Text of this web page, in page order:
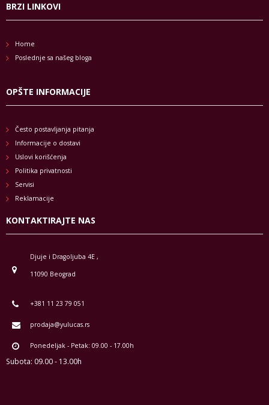
BRZI LINKOVI
Home
Poslednje sa našeg bloga
OPŠTE INFORMACIJE
Često postavljanja pitanja
Informacije o dostavi
Uslovi korišćenja
Politika privatnosti
Servisi
Reklamacije
KONTAKTIRAJTE NAS
Djuje i Dragoljuba 4E ,
11090 Beograd
+381 11 23 79 051
prodaja@yulucas.rs
Ponedeljak - Petak: 09.00 - 17.00h
Subota: 09.00 - 13.00h